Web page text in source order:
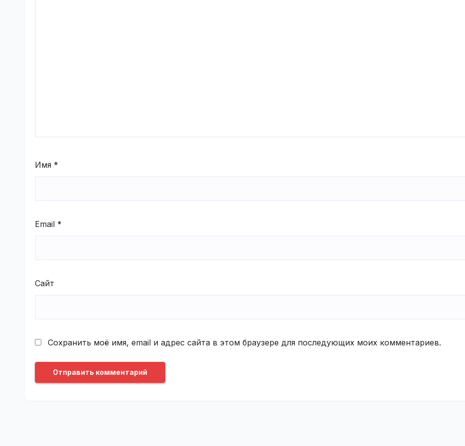
Имя *
Email *
Сайт
Сохранить моё имя, email и адрес сайта в этом браузере для последующих моих комментариев.